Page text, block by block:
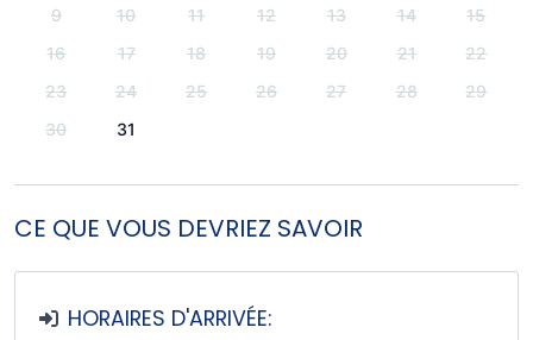
9 10 11 12 13 14
15
16
17 18 19 20 21
22
23
24 25 26 27 28
29
30
31
CE QUE VOUS DEVRIEZ SAVOIR
HORAIRES D'ARRIVÉE: